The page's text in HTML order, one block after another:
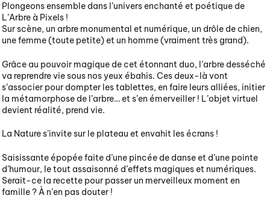
Plongeons ensemble dans l’univers enchanté et poétique de
L’Arbre à Pixels !
Sur scène, un arbre monumental et numérique, un drôle de chien,
une femme (toute petite) et un homme (vraiment très grand).
Grâce au pouvoir magique de cet étonnant duo, l’arbre desséché
va reprendre vie sous nos yeux ébahis. Ces deux-là vont
s’associer pour dompter les tablettes, en faire leurs alliées, initier
la métamorphose de l’arbre… et s’en émerveiller ! L’objet virtuel
devient réalité, prend vie.
La Nature s’invite sur le plateau et envahit les écrans !
Saisissante épopée faite d’une pincée de danse et d’une pointe
d’humour, le tout assaisonné d’effets magiques et numériques.
Serait-ce la recette pour passer un merveilleux moment en
famille ? À n’en pas douter !